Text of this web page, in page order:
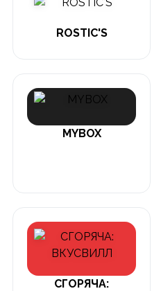
ROSTIC'S
MYBOX
СГОРЯЧА: